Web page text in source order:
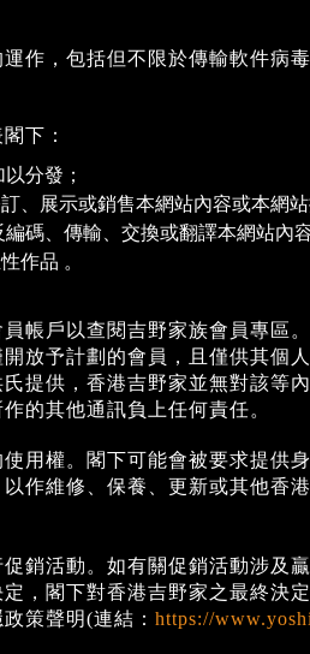
作，包括但不限於傳輸軟件病
下：
分發；
、展示或銷售本網站內容或本網站
碼、傳輸、交換或翻譯本網站內
作品 。
帳戶以查閱吉野家族會員專區
放予計劃的會員，且僅供其個
提供，香港吉野家並無對該等
的其他通訊負上任何責任。
用權。閣下可能會被要求提供
作維修、保養、更新或其他香
銷活動。如有關促銷活動涉及
，閣下對香港吉野家之最終決
策聲明(連結： https://